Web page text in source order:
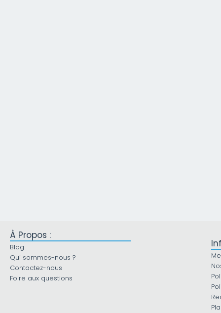
À Propos :
Blog
Qui sommes-nous ?
Contactez-nous
Foire aux questions